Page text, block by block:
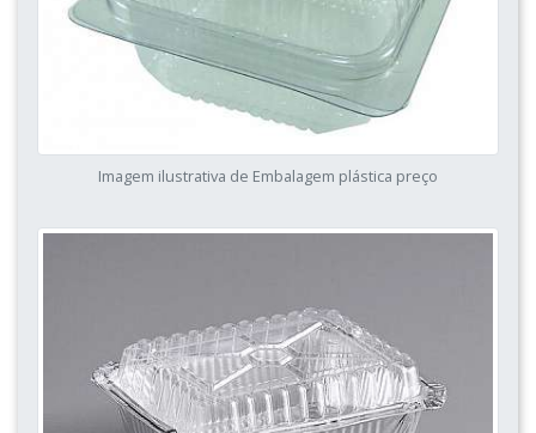
Imagem ilustrativa de Embalagem plástica preço